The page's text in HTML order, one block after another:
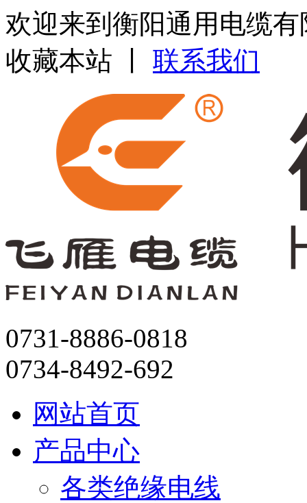
欢迎来到衡阳通用电缆
收藏本站 丨
联系我们
0731-8886-0818
0734-8492-692
网站首页
产品中心
各类绝缘电线